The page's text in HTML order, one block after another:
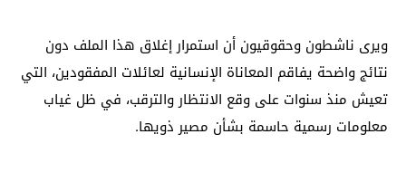
ويرى ناشطون وحقوقيون أن استمرار إغلاق هذا الملف دون
نتائج واضحة يفاقم المعاناة الإنسانية لعائلات المفقودين، التي
تعيش منذ سنوات على وقع الانتظار والترقب، في ظل غياب
معلومات رسمية حاسمة بشأن مصير ذويها.